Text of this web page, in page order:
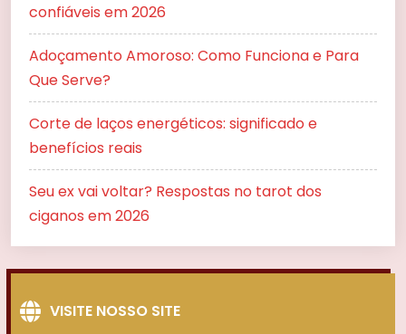
confiáveis em 2026
Adoçamento Amoroso: Como Funciona e Para
Que Serve?
Corte de laços energéticos: significado e
benefícios reais
Seu ex vai voltar? Respostas no tarot dos
ciganos em 2026
VISITE NOSSO SITE